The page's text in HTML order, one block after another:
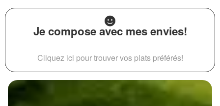
Je compose avec mes envies!
Cliquez ici pour trouver vos plats préférés!